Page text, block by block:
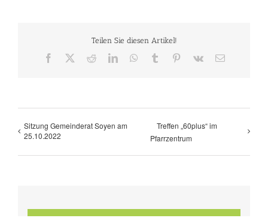
Teilen Sie diesen Artikel!
Facebook RedditLinkedInWhatsApp
Tumblr Pinterest
Vk
E-
Sitzung Gemeinderat Soyen am
25.10.2022
Treffen „60plus“ im
Pfarrzentrum